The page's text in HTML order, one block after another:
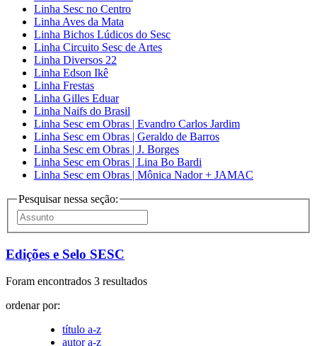
Linha Sesc no Centro
Linha Aves da Mata
Linha Bichos Lúdicos do Sesc
Linha Circuito Sesc de Artes
Linha Diversos 22
Linha Edson Ikê
Linha Frestas
Linha Gilles Eduar
Linha Naifs do Brasil
Linha Sesc em Obras | Evandro Carlos Jardim
Linha Sesc em Obras | Geraldo de Barros
Linha Sesc em Obras | J. Borges
Linha Sesc em Obras | Lina Bo Bardi
Linha Sesc em Obras | Mônica Nador + JAMAC
Pesquisar nessa seção:
Edições e Selo SESC
Foram encontrados 3 resultados
ordenar por:
título a-z
autor a-z